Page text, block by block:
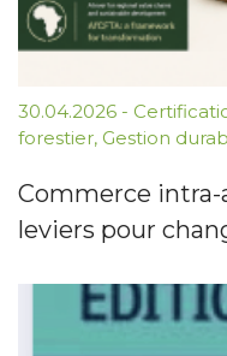
30.04.2026 -
forestier, Gestion
Commerce intra-
leviers pour